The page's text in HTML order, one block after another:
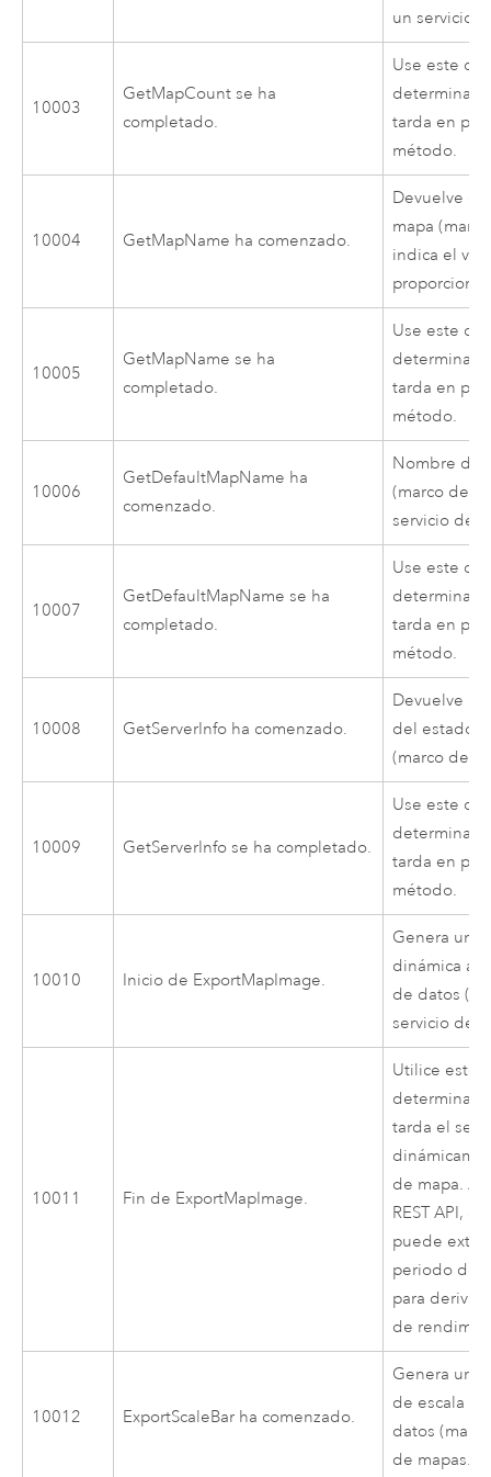
un servicio
10003
GetMapCount se ha
completado.
Use este
determinar
tarda en
método.
10004 GetMapName ha comenzado.
Devuelve el
mapa
indica el
10005
GetMapName se ha
completado.
Use este
determinar
tarda en
método.
10006
GetDefaultMapName ha
comenzado.
Nombre del
(marco de
servicio de
10007
GetDefaultMapName se ha
completado.
Use este
determinar
tarda en
método.
10008 GetServerInfo ha comenzado.
Devuelve
del estado
(marco de
10009 GetServerInfo se ha completado.
Use este
determinar
tarda en
método.
10010 Inicio de ExportMapImage.
Genera una
dinámica a
de datos
servicio de
10011 Fin de ExportMapImage.
Utilice este
determinar
tarda el
de mapa.
REST API,
puede
periodo de
para derivar
de
10012 ExportScaleBar ha comenzado.
Genera una
de escala
datos
de mapas.